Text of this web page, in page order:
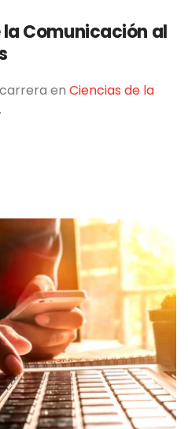
la Comunicación al
en Ciencias de la